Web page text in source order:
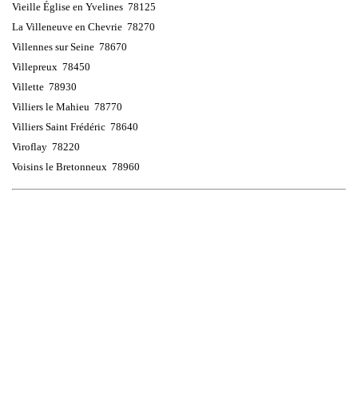
Vieille Église en Yvelines 78125
La Villeneuve en Chevrie 78270
Villennes sur Seine 78670
Villepreux 78450
Villette 78930
Villiers le Mahieu 78770
Villiers Saint Frédéric 78640
Viroflay 78220
Voisins le Bretonneux 78960